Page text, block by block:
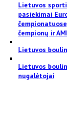
Lietuvos
pasiekimai
čempionų ir
Lietuvos
Lietuvos
nugalėtojai